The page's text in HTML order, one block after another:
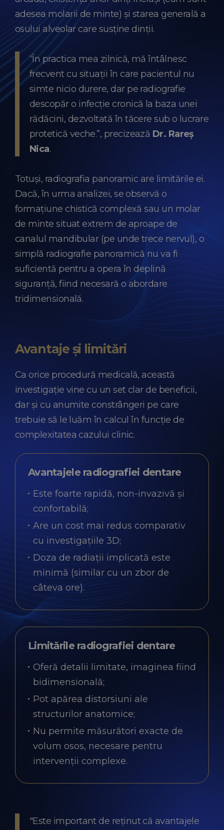
adesea molarii de minte) și starea generală a
osului alveolar care susține dinții.
“În practica mea zilnică, mă întâlnesc
frecvent cu situații în care pacientul nu
simte nicio durere, dar pe radiografie
descopăr o infecție cronică la baza unei
rădăcini, dezvoltată în tăcere sub o lucrare
protetică veche.”, precizează Dr. Rareș
Nica.
Totuși, radiografia panoramic are limitările ei.
Dacă, în urma analizei, se observă o
formațiune chistică complexă sau un molar
de minte situat extrem de aproape de
canalul mandibular (pe unde trece nervul), o
simplă radiografie panoramică nu va fi
suficientă pentru a opera în deplină
siguranță, fiind necesară o abordare
tridimensională.
Avantaje și limitări
Ca orice procedură medicală, această
investigație vine cu un set clar de beneficii,
dar și cu anumite constrângeri pe care
trebuie să le luăm în calcul în funcție de
complexitatea cazului clinic.
Avantajele radiografiei dentare
Este foarte rapidă, non-invazivă și
confortabilă;
Are un cost mai redus comparativ
cu investigațiile 3D;
Doza de radiații implicată este
minimă (similar cu un zbor de
câteva ore).
Limitările radiografiei dentare
Oferă detalii limitate, imaginea fiind
bidimensională;
Pot apărea distorsiuni ale
structurilor anatomice;
Nu permite măsurători exacte de
volum osos, necesare pentru
intervenții complexe.
"Este important de reținut că avantajele